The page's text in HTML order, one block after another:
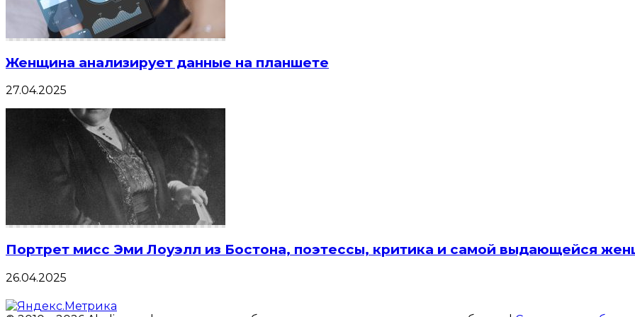
Женщина анализирует данные на планшете
27.04.2025
Портрет мисс Эми Лоуэлл из Бостона, поэтессы, критика и самой выдающейся
26.04.2025